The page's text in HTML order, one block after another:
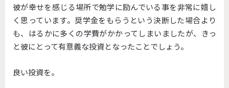
彼が幸せを感じる場所で勉学に励んでいる事を非常に嬉し
く思っています。奨学金をもらうという決断した場合より
も、はるかに多くの学費がかかってしまいましたが、きっ
と彼にとって有意義な投資となったことでしょう。
良い投資を。